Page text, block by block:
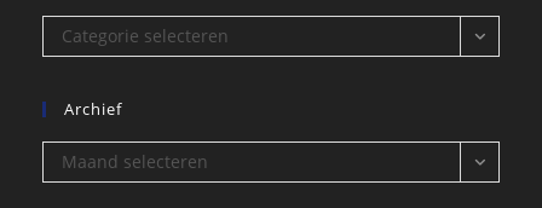
Categorieën
Categorie selecteren
Archief
Archief
Maand selecteren